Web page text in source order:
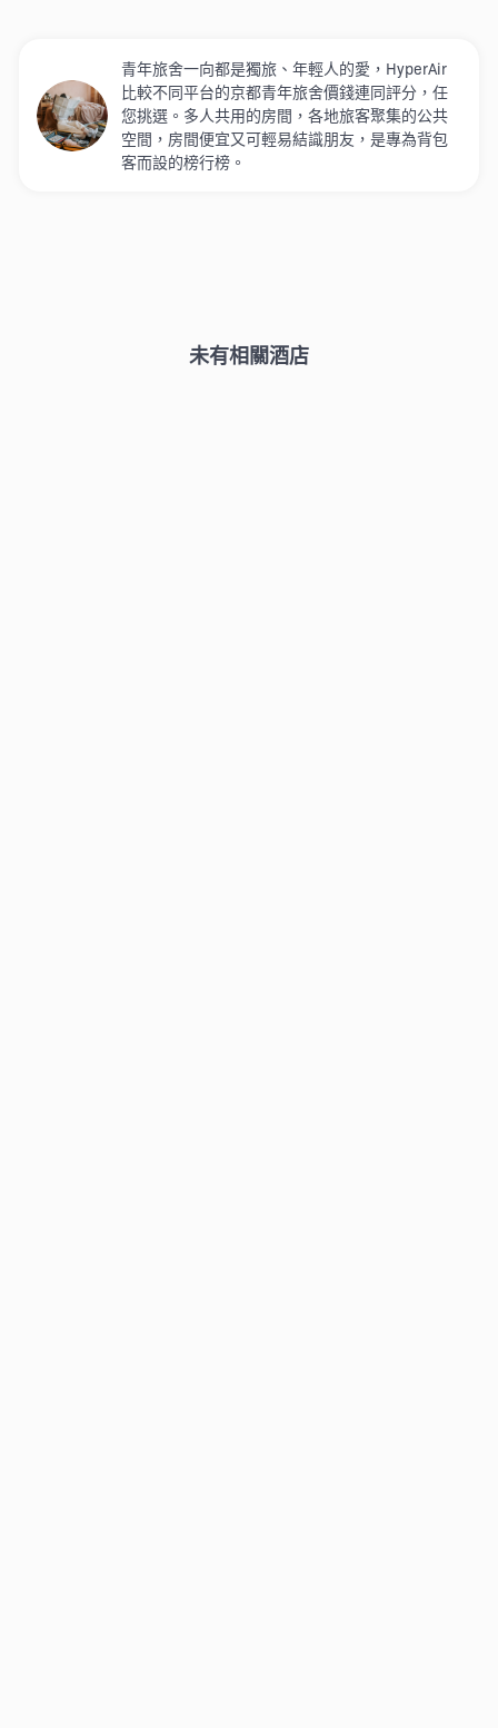
青年旅舍一向都是獨旅、年輕人的愛，HyperAir
比較不同平台的京都青年旅舍價錢連同評分，任
您挑選。多人共用的房間，各地旅客聚集的公共
空間，房間便宜又可輕易結識朋友，是專為背包
客而設的榜行榜。
未有相關酒店